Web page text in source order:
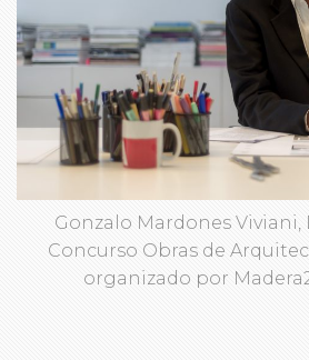
Gonzalo Mardones Viviani,
Concurso Obras de
organizado por